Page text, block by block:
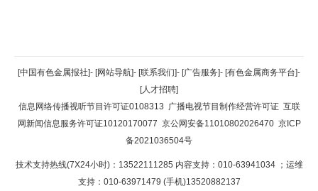
返回顶部
返回首页
[中国有色金属报社]- [网站导航]- [联系我们]- [广告服务]- [有色金属商务平台]-
[人才招聘]
信息网络传播视听节目许可证0108313 广播电视节目制作经营许可证 互联
网新闻信息服务许可证10120170077 京公网安备11010802026470 京ICP
备2021036504号
技术支持热线(7X24小时)：13522111285 内容支持：010-63941034 ；运维
支持：010-63971479 (手机)13520882137